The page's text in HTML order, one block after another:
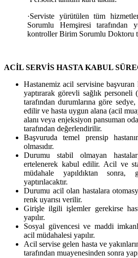
·Serviste yürütülen tüm
Sorumlu Hemşiresi tarafından
kontroller Birim Sorumlu Doktoru
ACİL SERVİS HASTA KABUL
Hastanemiz acil servisine
yaptırarak görevli sağlık personeli
tarafından durumlarına göre
edilir ve hasta uygun alana (acil
alanı veya enjeksiyon pansuman
tarafından değerlendirilir.
Başvuruda temel prensip
olmasıdır.
Durumu stabil olmayan
ertelenerek kabul edilir. Acil ve
müdahale yapıldıktan sonra,
yaptırılacaktır.
Durumu acil olan hastalara
renk uyarısı verilir.
Girişle ilgili işlemler gerekirse
yapılır.
Sosyal güvencesi ve maddi
acil müdahalesi yapılır.
Acil servise gelen hasta ve
tarafından muayenesinden sonra